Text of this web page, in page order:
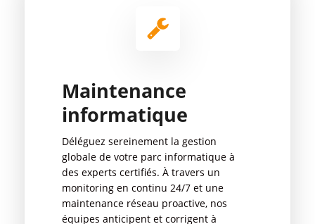
Maintenance
informatique
Déléguez sereinement la gestion
globale de votre parc informatique à
des experts certifiés. À travers un
monitoring en continu 24/7 et une
maintenance réseau proactive, nos
équipes anticipent et corrigent à